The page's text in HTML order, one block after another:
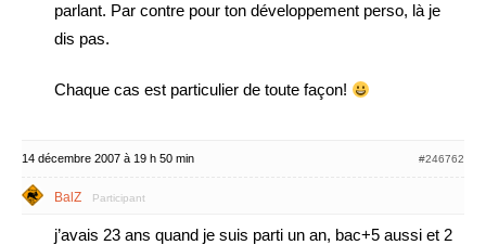
parlant. Par contre pour ton développement perso, là je
dis pas.
Chaque cas est particulier de toute façon!
14 décembre 2007 à 19 h 50 min #246762
BalZ Participant
j’avais 23 ans quand je suis parti un an, bac+5 aussi et 2